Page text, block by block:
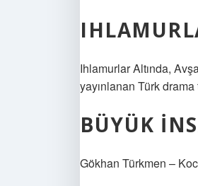
Ihlamurlar Altında,
yayınlanan Türk
BÜYÜK
Gökhan Türkmen –